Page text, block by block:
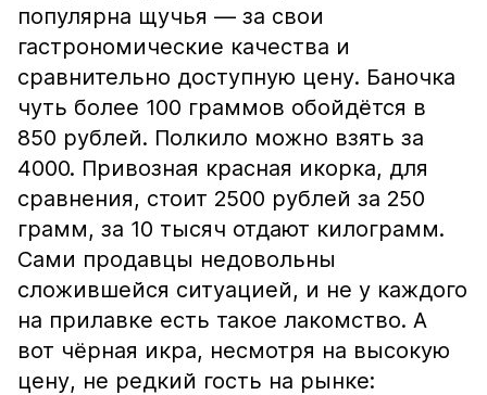
популярна щучья — за свои
гастрономические качества и
сравнительно доступную цену. Баночка
чуть более 100 граммов обойдётся в
850 рублей. Полкило можно взять за
4000. Привозная красная икорка, для
сравнения, стоит 2500 рублей за 250
грамм, за 10 тысяч отдают килограмм.
Сами продавцы недовольны
сложившейся ситуацией, и не у каждого
на прилавке есть такое лакомство. А
вот чёрная икра, несмотря на высокую
цену, не редкий гость на рынке: